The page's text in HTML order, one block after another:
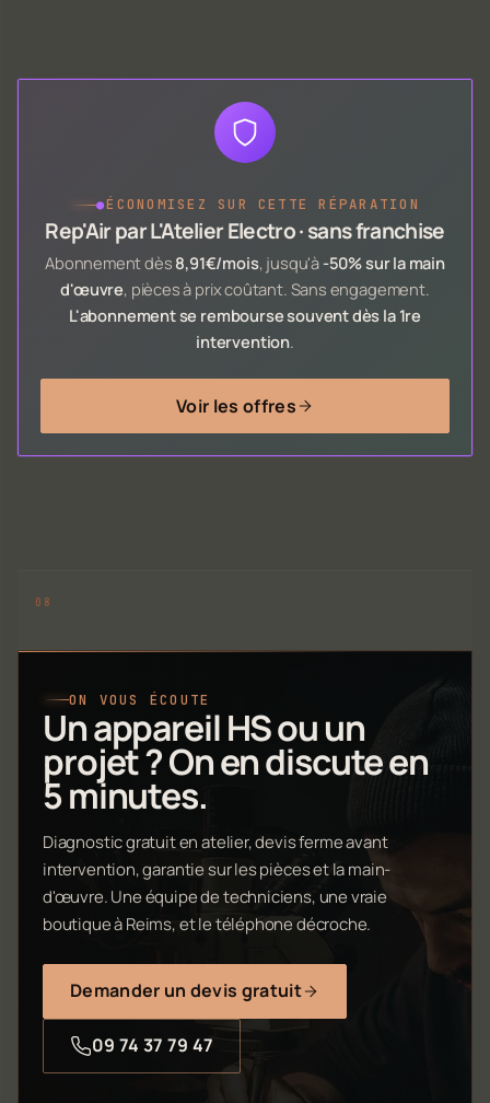
●ÉCONOMISEZ SUR CETTE RÉPARATION
Rep'Air par L'Atelier Electro · sans franchise
Abonnement dès 8,91€/mois, jusqu'à -50% sur la main
d'œuvre, pièces à prix coûtant. Sans engagement.
L'abonnement se rembourse souvent dès la 1re
intervention.
Voir les offres
ON VOUS ÉCOUTE
Un appareil HS ou un
projet ? On en discute en
5 minutes.
Diagnostic gratuit en atelier, devis ferme avant
intervention, garantie sur les pièces et la main-
d'œuvre. Une équipe de techniciens, une vraie
boutique à Reims, et le téléphone décroche.
Demander un devis gratuit
09 74 37 79 47